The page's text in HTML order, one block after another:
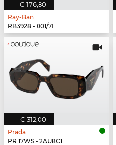
€ 176,80
Ray-Ban
RB3928 - 001/7I
€ 312,00
Prada
PR 17WS - 2AU8C1